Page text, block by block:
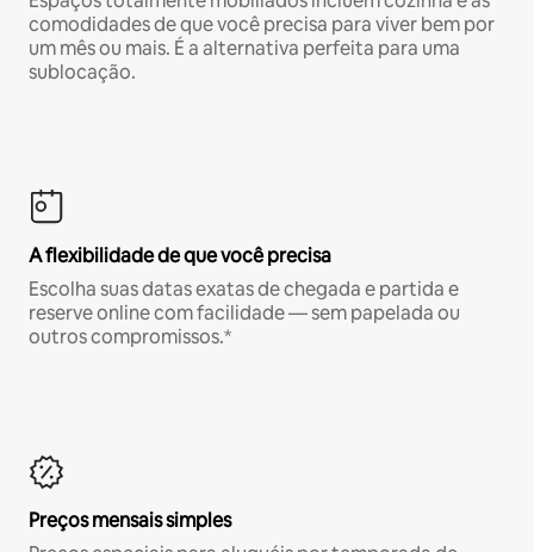
comodidades de que você precisa para viver bem por
um mês ou mais. É a alternativa perfeita para uma
sublocação.
A flexibilidade de que você precisa
Escolha suas datas exatas de chegada e partida e
reserve online com facilidade — sem papelada ou
outros compromissos.*
Preços mensais simples